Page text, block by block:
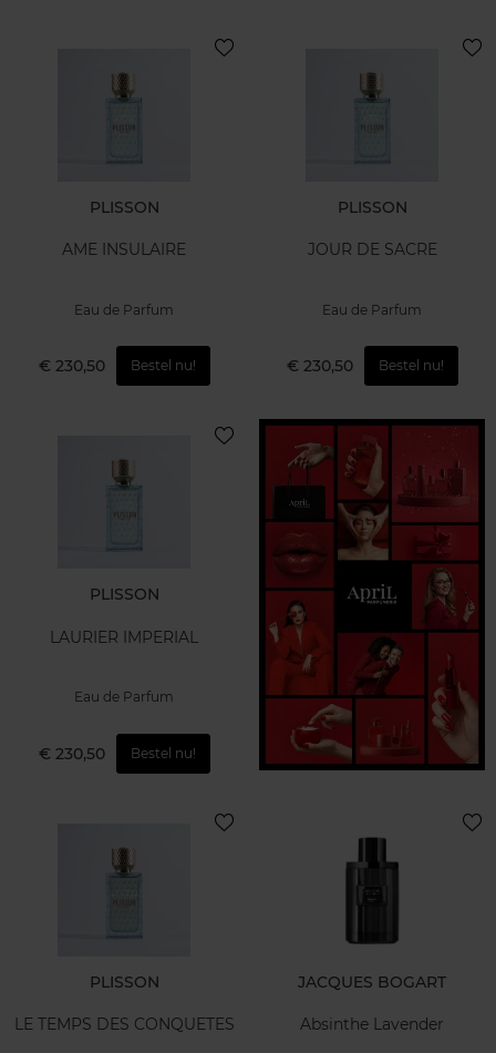
PLISSON
AME INSULAIRE
Eau de Parfum
€ 230,50 Bestel nu!
PLISSON
JOUR DE SACRE
Eau de Parfum
€ 230,50 Bestel nu!
PLISSON
LAURIER IMPERIAL
Eau de Parfum
€ 230,50 Bestel nu!
PLISSON
LE TEMPS DES CONQUETES
JACQUES BOGART
Absinthe Lavender